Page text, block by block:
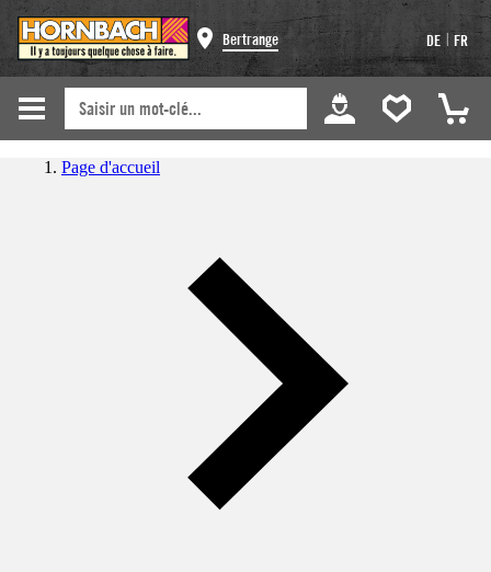
Bertrange DE | FR
Page d'accueil